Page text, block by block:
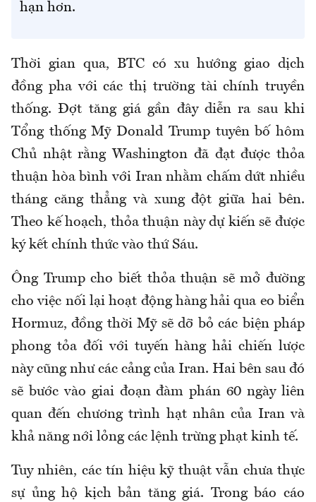
hạn hơn.
Thời gian qua, BTC có xu hướng giao dịch
đồng pha với các thị trường tài chính truyền
thống. Đợt tăng giá gần đây diễn ra sau khi
Tổng thống Mỹ Donald Trump tuyên bố hôm
Chủ nhật rằng Washington đã đạt được thỏa
thuận hòa bình với Iran nhằm chấm dứt nhiều
tháng căng thẳng và xung đột giữa hai bên.
Theo kế hoạch, thỏa thuận này dự kiến sẽ được
ký kết chính thức vào thứ Sáu.
Ông Trump cho biết thỏa thuận sẽ mở đường
cho việc nối lại hoạt động hàng hải qua eo biển
Hormuz, đồng thời Mỹ sẽ dỡ bỏ các biện pháp
phong tỏa đối với tuyến hàng hải chiến lược
này cũng như các cảng của Iran. Hai bên sau đó
sẽ bước vào giai đoạn đàm phán 60 ngày liên
quan đến chương trình hạt nhân của Iran và
khả năng nới lỏng các lệnh trừng phạt kinh tế.
Tuy nhiên, các tín hiệu kỹ thuật vẫn chưa thực
sự ủng hộ kịch bản tăng giá. Trong báo cáo